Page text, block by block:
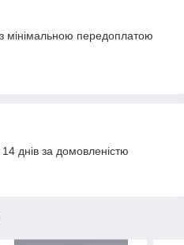
мінімальною передоплатою
днів за домовленістю